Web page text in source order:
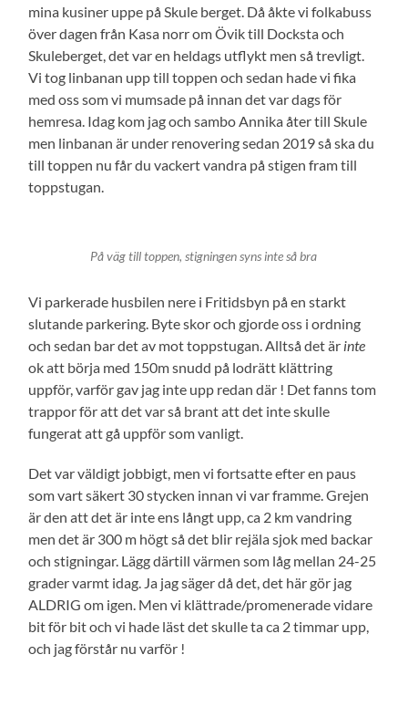
mina kusiner uppe på Skule berget. Då åkte vi folkabuss
över dagen från Kasa norr om Övik till Docksta och
Skuleberget, det var en heldags utflykt men så trevligt.
Vi tog linbanan upp till toppen och sedan hade vi fika
med oss som vi mumsade på innan det var dags för
hemresa. Idag kom jag och sambo Annika åter till Skule
men linbanan är under renovering sedan 2019 så ska du
till toppen nu får du vackert vandra på stigen fram till
toppstugan.
På väg till toppen, stigningen syns inte så bra
Vi parkerade husbilen nere i Fritidsbyn på en starkt
slutande parkering. Byte skor och gjorde oss i ordning
och sedan bar det av mot toppstugan. Alltså det är inte
ok att börja med 150m snudd på lodrätt klättring
uppför, varför gav jag inte upp redan där ! Det fanns tom
trappor för att det var så brant att det inte skulle
fungerat att gå uppför som vanligt.
Det var väldigt jobbigt, men vi fortsatte efter en paus
som vart säkert 30 stycken innan vi var framme. Grejen
är den att det är inte ens långt upp, ca 2 km vandring
men det är 300 m högt så det blir rejäla sjok med backar
och stigningar. Lägg därtill värmen som låg mellan 24-25
grader varmt idag. Ja jag säger då det, det här gör jag
ALDRIG om igen. Men vi klättrade/promenerade vidare
bit för bit och vi hade läst det skulle ta ca 2 timmar upp,
och jag förstår nu varför !